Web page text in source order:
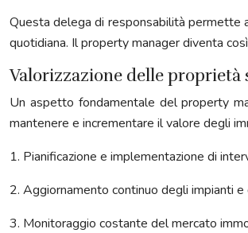
Questa delega di responsabilità permette
quotidiana. Il property manager diventa
Valorizzazione delle
Un aspetto fondamentale del property
mantenere e incrementare il valore degli
1. Pianificazione e implementazione di
2. Aggiornamento continuo degli impianti
3. Monitoraggio costante del mercato